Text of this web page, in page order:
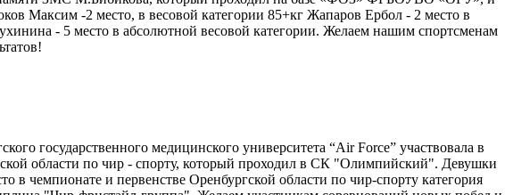
Максим -2 место, в весовой категории 85+кг Жапаров Ербол - 2 место в
- 5 место в абсолютной весовой категории. Желаем нашим спортсменам
государственного медицинского университета “Аir Force” участвовала в
области по чир - спорту, который проходил в СК "Олимпийский". Девушки
в чемпионате и первенстве Оренбургской области по чир-спорту категория